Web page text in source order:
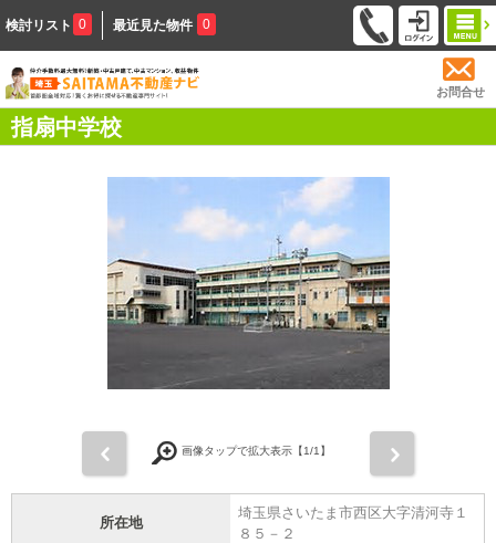
検討リスト 0 最近見た物件 0
お問合せ
指扇中学校
画像タップで拡大表示【1/1】
所在地
埼玉県さいたま市西区大字清河寺１
８５－２